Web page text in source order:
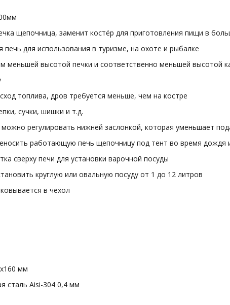
щепочница, заменит костёр для приготовления пищи в
для использования в туризме, на охоте и рыбалке
меньшей высотой печки и соответственно меньшей высотой
топлива, дров требуется меньше, чем на костре
сучки, шишки и т.д.
регулировать нижней заслонкой, которая уменьшает
работающую печь щепочницу под тент во время дождя
сверху печи для установки варочной посуды
круглую или овальную посуду от 1 до 12 литров
в чехол
мм
сталь Aisi-304 0,4 мм